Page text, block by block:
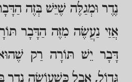
נֶדֶר וּמְגַלֶּה שֶׁיֵּשׁ בְּזֶה
אֲזַי נַעֲשֶׂה מִזֶּה הַדָּבָר
דָּבָר יֵשׁ תּוֹרָה רַק
גָּדוֹל, אֲבָל כְּשֶׁעוֹשֶׂה נֶדֶר